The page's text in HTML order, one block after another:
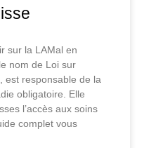
sur la LAMal en
nom de Loi sur
est responsable de la
obligatoire. Elle
l’accès aux soins
complet vous